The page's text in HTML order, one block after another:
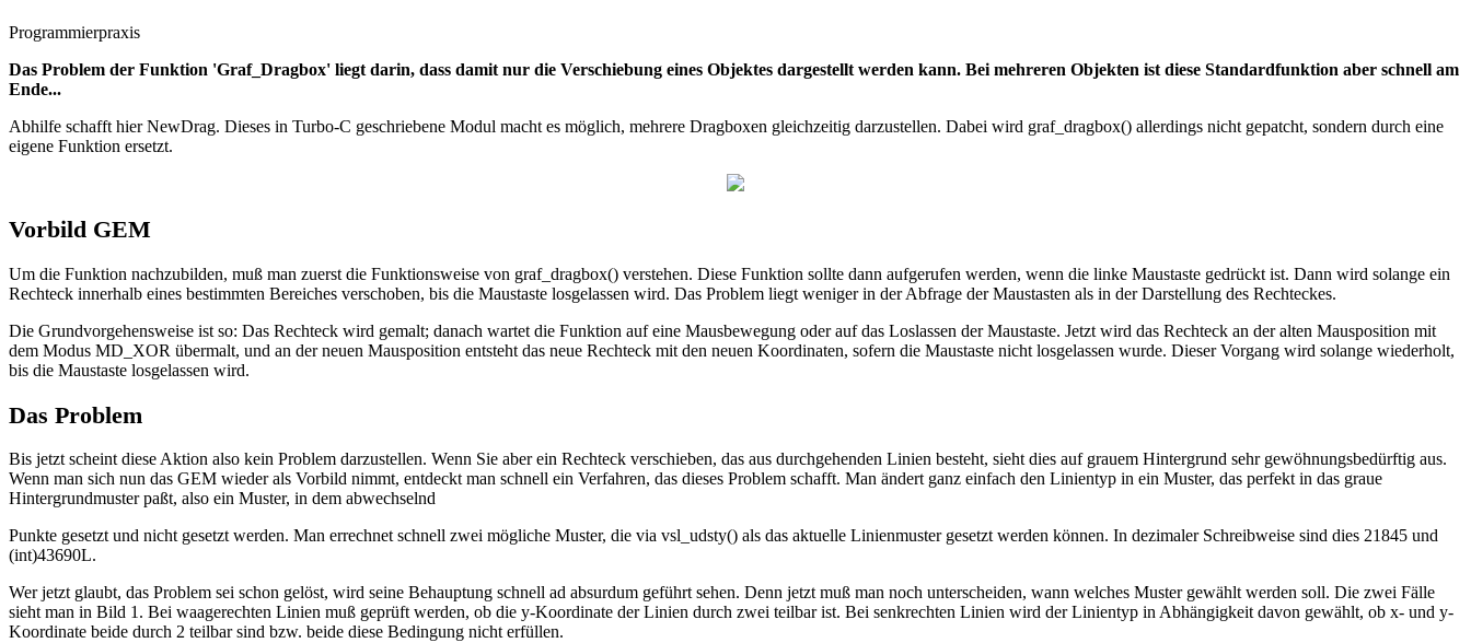
Programmierpraxis
Das Problem der Funktion 'Graf_Dragbox' liegt darin, dass damit nur die Verschiebung eines Objektes dargestellt werden kann. Bei mehreren Objekten ist diese Standardfunktion aber schnell am
Ende...
Abhilfe schafft hier NewDrag. Dieses in Turbo-C geschriebene Modul macht es möglich, mehrere Dragboxen gleichzeitig darzustellen. Dabei wird graf_dragbox() allerdings nicht gepatcht, sondern durch eine
eigene Funktion ersetzt.
Vorbild GEM
Um die Funktion nachzubilden, muß man zuerst die Funktionsweise von graf_dragbox() verstehen. Diese Funktion sollte dann aufgerufen werden, wenn die linke Maustaste gedrückt ist. Dann wird solange ein
Rechteck innerhalb eines bestimmten Bereiches verschoben, bis die Maustaste losgelassen wird. Das Problem liegt weniger in der Abfrage der Maustasten als in der Darstellung des Rechteckes.
Die Grundvorgehensweise ist so: Das Rechteck wird gemalt; danach wartet die Funktion auf eine Mausbewegung oder auf das Loslassen der Maustaste. Jetzt wird das Rechteck an der alten Mausposition mit
dem Modus MD_XOR übermalt, und an der neuen Mausposition entsteht das neue Rechteck mit den neuen Koordinaten, sofern die Maustaste nicht losgelassen wurde. Dieser Vorgang wird solange wiederholt,
bis die Maustaste losgelassen wird.
Das Problem
Bis jetzt scheint diese Aktion also kein Problem darzustellen. Wenn Sie aber ein Rechteck verschieben, das aus durchgehenden Linien besteht, sieht dies auf grauem Hintergrund sehr gewöhnungsbedürftig aus.
Wenn man sich nun das GEM wieder als Vorbild nimmt, entdeckt man schnell ein Verfahren, das dieses Problem schafft. Man ändert ganz einfach den Linientyp in ein Muster, das perfekt in das graue
Hintergrundmuster paßt, also ein Muster, in dem abwechselnd
Punkte gesetzt und nicht gesetzt werden. Man errechnet schnell zwei mögliche Muster, die via vsl_udsty() als das aktuelle Linienmuster gesetzt werden können. In dezimaler Schreibweise sind dies 21845 und
(int)43690L.
Wer jetzt glaubt, das Problem sei schon gelöst, wird seine Behauptung schnell ad absurdum geführt sehen. Denn jetzt muß man noch unterscheiden, wann welches Muster gewählt werden soll. Die zwei Fälle
sieht man in Bild 1. Bei waagerechten Linien muß geprüft werden, ob die y-Koordinate der Linien durch zwei teilbar ist. Bei senkrechten Linien wird der Linientyp in Abhängigkeit davon gewählt, ob x- und y-
Koordinate beide durch 2 teilbar sind bzw. beide diese Bedingung nicht erfüllen.